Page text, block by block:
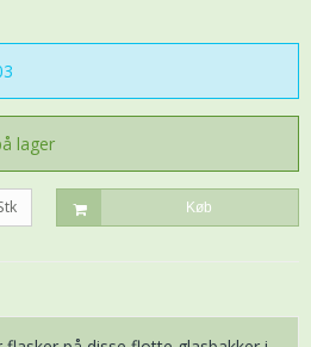
lager
Køb